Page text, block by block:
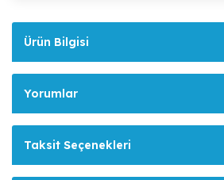
Ürün Bilgisi
Yorumlar
Taksit Seçenekleri